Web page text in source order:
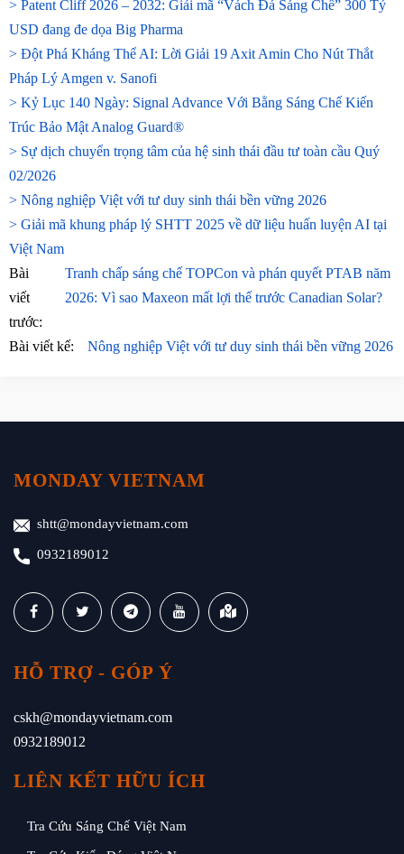
> Patent Cliff 2026 – 2032: Giải mã “Vách Đá Sáng Chế” 300 Tỷ
USD đang đe dọa Big Pharma
> Đột Phá Kháng Thể AI: Lời Giải 19 Axit Amin Cho Nút Thắt
Pháp Lý Amgen v. Sanofi
> Kỷ Lục 140 Ngày: Signal Advance Với Bằng Sáng Chế Kiến
Trúc Bảo Mật Analog Guard®
> Sự dịch chuyển trọng tâm của hệ sinh thái đầu tư toàn cầu Quý
02/2026
> Nông nghiệp Việt với tư duy sinh thái bền vững 2026
> Giải mã khung pháp lý SHTT 2025 về dữ liệu huấn luyện AI tại
Việt Nam
Bài
viết
trước:
Tranh chấp sáng chế TOPCon và phán quyết PTAB năm
2026: Vì sao Maxeon mất lợi thế trước Canadian Solar?
Bài viết kế: Nông nghiệp Việt với tư duy sinh thái bền vững 2026
MONDAY VIETNAM
shtt@mondayvietnam.com
0932189012
HỖ TRỢ - GÓP Ý
cskh@mondayvietnam.com
0932189012
LIÊN KẾT HỮU ÍCH
Tra Cứu Sáng Chế Việt Nam